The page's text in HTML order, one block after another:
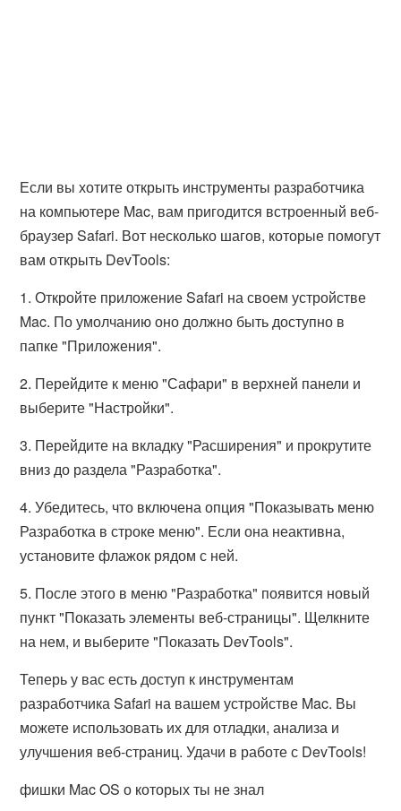
Если вы хотите открыть инструменты разработчика
на компьютере Mac, вам пригодится встроенный веб-
браузер Safari. Вот несколько шагов, которые помогут
вам открыть DevTools:
1. Откройте приложение Safari на своем устройстве
Mac. По умолчанию оно должно быть доступно в
папке "Приложения".
2. Перейдите к меню "Сафари" в верхней панели и
выберите "Настройки".
3. Перейдите на вкладку "Расширения" и прокрутите
вниз до раздела "Разработка".
4. Убедитесь, что включена опция "Показывать меню
Разработка в строке меню". Если она неактивна,
установите флажок рядом с ней.
5. После этого в меню "Разработка" появится новый
пункт "Показать элементы веб-страницы". Щелкните
на нем, и выберите "Показать DevTools".
Теперь у вас есть доступ к инструментам
разработчика Safari на вашем устройстве Mac. Вы
можете использовать их для отладки, анализа и
улучшения веб-страниц. Удачи в работе с DevTools!
фишки Mac OS о которых ты не знал